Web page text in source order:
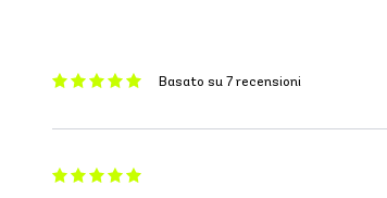
Basato su 7 recensioni